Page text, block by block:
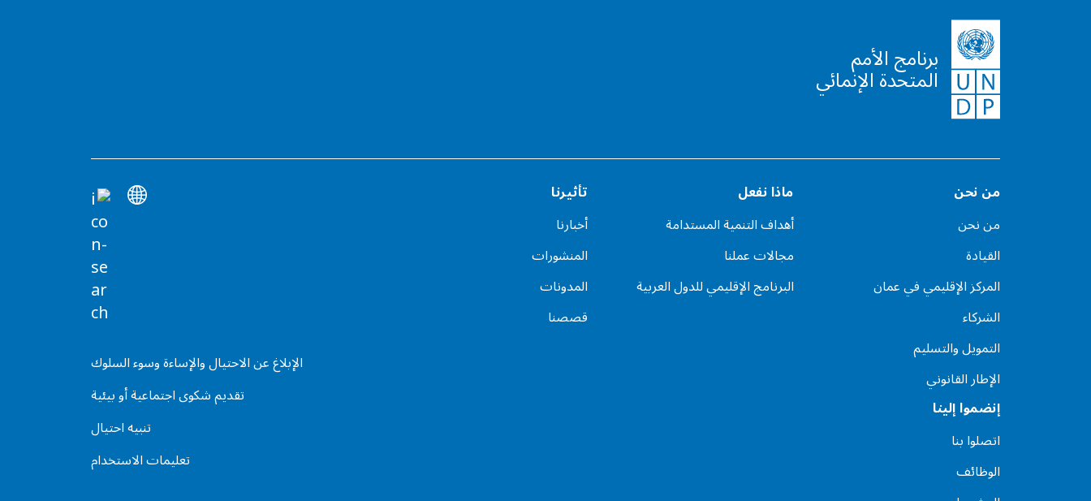
برنامج الأمم
المتحدة الإنمائي
من نحن
من نحن
القيادة
المركز الإقليمي في عمان
الشركاء
التمويل والتسليم
الإطار القانوني
ماذا نفعل
أهداف التنمية المستدامة
مجالات عملنا
البرنامج الإقليمي للدول العربية
تأثيرنا
أخبارنا
المنشورات
المدونات
قصصنا
إنضموا إلينا
اتصلوا بنا
الوظائف
الإبلاغ عن الاحتيال والإساءة وسوء السلوك
تقديم شكوى اجتماعية أو بيئية
تنبيه احتيال
تعليمات الاستخدام